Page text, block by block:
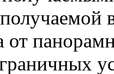
от